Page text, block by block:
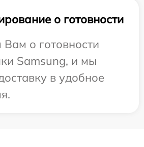
о готовности
о готовности
Samsung, и мы
в удобное